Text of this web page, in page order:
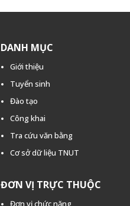
DANH MỤC
Giới thiệu
Tuyển sinh
Đào tạo
Công khai
Tra cứu văn bằng
Cơ sở dữ liệu TNUT
ĐƠN VỊ TRỰC THUỘC
Đơn vị chức năng